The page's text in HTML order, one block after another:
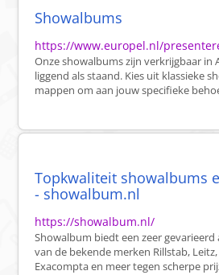
Showalbums
https://www.europel.nl/
Onze showalbums zijn verkrijgbaar in
liggend als staand. Kies uit klassieke
mappen om aan jouw specifieke
Topkwaliteit showalbums
- showalbum.nl
https://showalbum.nl/
Showalbum biedt een zeer
van de bekende merken Rillstab, Leitz,
Exacompta en meer tegen scherpe